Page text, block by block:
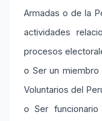
Armadas o de la
actividades
procesos
o Ser un
Voluntarios del
o Ser